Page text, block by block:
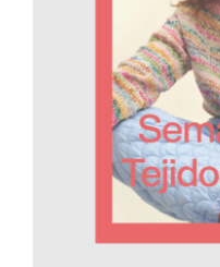
AÑADIR
DETALLES